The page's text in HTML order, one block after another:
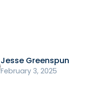
Jesse Greenspun
February 3, 2025